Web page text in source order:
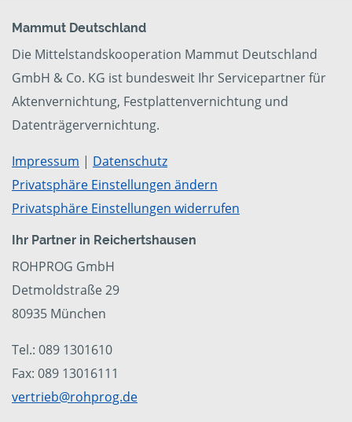
Mammut Deutschland
Die Mittelstandskooperation Mammut Deutschland
GmbH & Co. KG ist bundesweit Ihr Servicepartner für
Aktenvernichtung, Festplattenvernichtung und
Datenträgervernichtung.
Impressum | Datenschutz
Privatsphäre Einstellungen ändern
Privatsphäre Einstellungen widerrufen
Ihr Partner in Reichertshausen
ROHPROG GmbH
Detmoldstraße 29
80935 München
Tel.: 089 1301610
Fax: 089 13016111
vertrieb@rohprog.de